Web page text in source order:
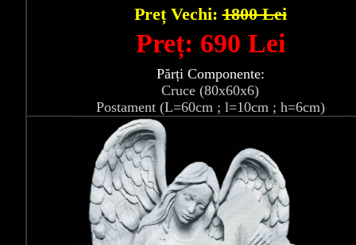
Preț Vechi:1800 Lei
Preț: 690 Lei
Părți Componente:
Cruce (80x60x6)
Postament (L=60cm ; l=10cm ; h=6cm)